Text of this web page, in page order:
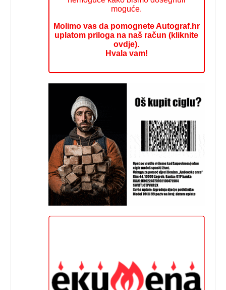
moguće.
Molimo vas da pomognete Autograf.hr
uplatom priloga na naš račun (kliknite
ovdje).
Hvala vam!